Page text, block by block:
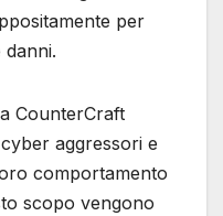
per
CounterCraft
aggressori e
comportamento
scopo vengono